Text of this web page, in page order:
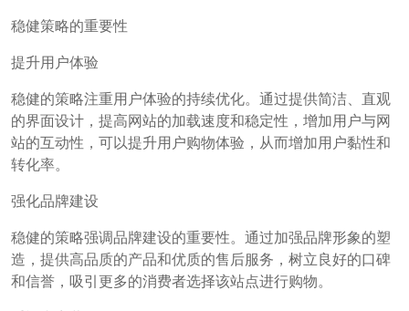
稳健策略的重要性
提升用户体验
稳健的策略注重用户体验的持续优化。通过提供简洁、直观
的界面设计，提高网站的加载速度和稳定性，增加用户与网
站的互动性，可以提升用户购物体验，从而增加用户黏性和
转化率。
强化品牌建设
稳健的策略强调品牌建设的重要性。通过加强品牌形象的塑
造，提供高品质的产品和优质的售后服务，树立良好的口碑
和信誉，吸引更多的消费者选择该站点进行购物。